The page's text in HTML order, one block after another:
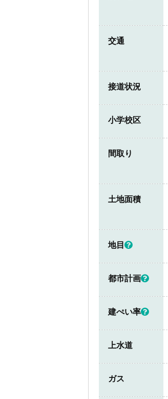
交通
接道状況
小学校区
間取り
土地面積
地目
都市計画
建ぺい率
上水道
ガス